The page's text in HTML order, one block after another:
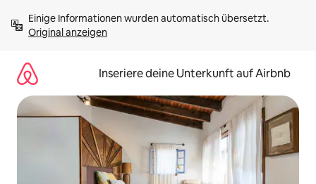
Inhalten
springenOriginal anzeigen
Inseriere deine Unterkunft auf Airbnb